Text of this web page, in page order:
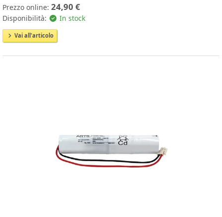
Prezzo online: 24,90 €
Disponibilità: In stock
Vai all'articolo